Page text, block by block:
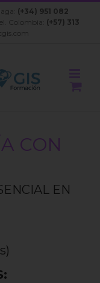
(+34) 951 082
Colombia: (+57) 313
CON
EN